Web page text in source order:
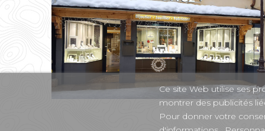
Ce site Web utilise ses
montrer des publicités
Pour donner votre